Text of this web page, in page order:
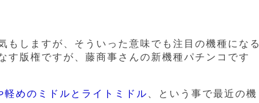
もしますが、そういった意味でも注目の機種になる
す版権ですが、藤商事さんの新機種パチンコです
めのミドルとライトミドル 、という事で最近の機